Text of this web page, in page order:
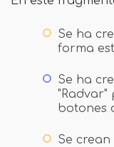
Se ha
forma
Se ha
"Radvar"
botones
Se crean